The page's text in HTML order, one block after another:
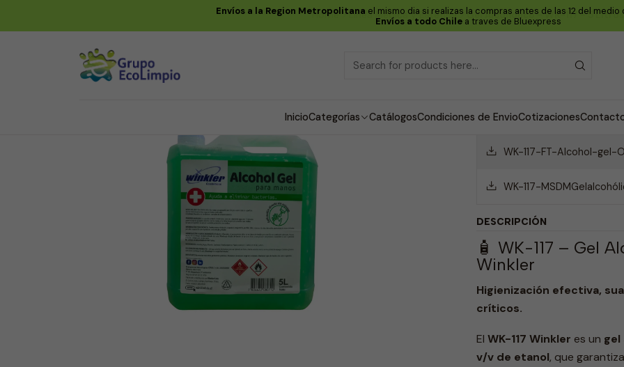
InicioCategorías CatálogosCondiciones de EnvioCotizaciones
Envíos a la Region Metropolitana el mismo dia si realizas la compras antes de las 12 del medio
Envíos a todo Chilea traves de Bluexpress
Home Línea Médica y Estética Gel Alcoholico - WK-117 - 5 Litros
Gel
ATTACHMENTS
WK-117-FT-Alcohol-gel-
WK-117-
DESCRIPCIÓN
🧴 WK-117 – Gel
Winkler
Higienización efectiva,
críticos.
El WK-117 Winkler es un gel
v/v de etanol, que